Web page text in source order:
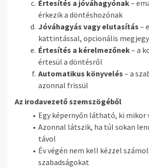
Értesítés a jóváhagyónak–
érkezik a döntéshozónak
Jóváhagyás vagy elutasítás –
kattintással, opcionális
Értesítés a kérelmezőnek– a
értesül a döntésről
Automatikus könyvelés – a
azonnal frissül
Az irodavezető szemszögéből
Egy képernyőn látható, ki mikor
Azonnal látszik, ha túl sokan
távol
Év végén nem kell kézzel
szabadságokat